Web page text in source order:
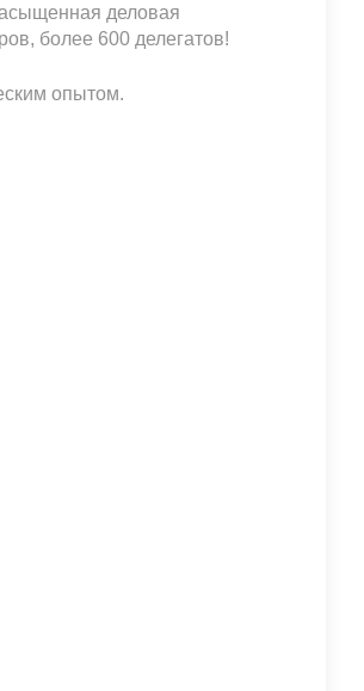
деловая
более 600 делегатов!
опытом.